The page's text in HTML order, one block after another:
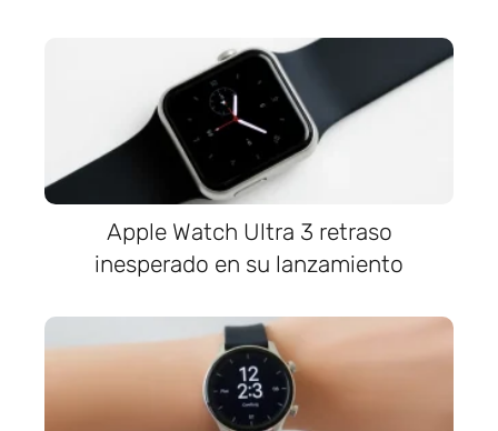
Apple Watch Ultra 3 retraso
inesperado en su lanzamiento